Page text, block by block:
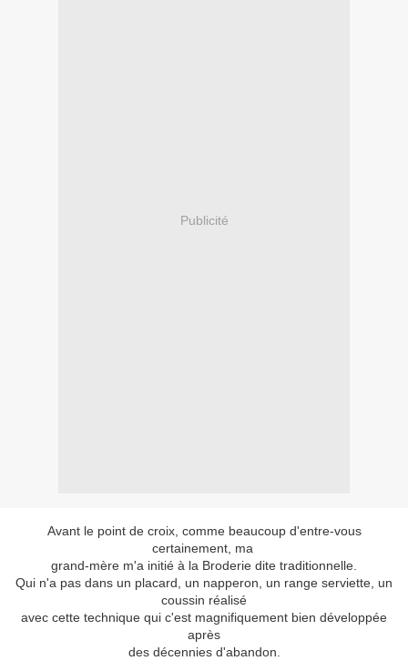
Publicité
Avant le point de croix, comme beaucoup d'entre-vous
certainement, ma
grand-mère m'a initié à la Broderie dite traditionnelle.
Qui n'a pas dans un placard, un napperon, un range serviette, un
coussin réalisé
avec cette technique qui c'est magnifiquement bien développée
après
des décennies d'abandon.